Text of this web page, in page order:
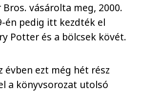
vásárolta meg, 2000.
én pedig itt kezdték el
Potter és a bölcsek kövét.
évben ezt még hét rész
a könyvsorozat utolsó